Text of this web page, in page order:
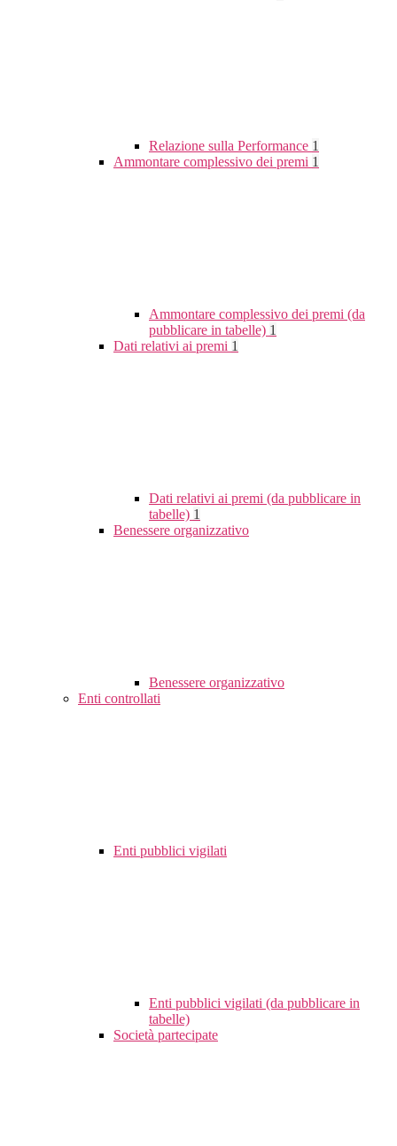
Relazione sulla Performance 1
Ammontare complessivo dei premi 1
Ammontare complessivo dei premi (da
pubblicare in tabelle) 1
Dati relativi ai premi 1
Dati relativi ai premi (da pubblicare in
tabelle) 1
Benessere organizzativo
Benessere organizzativo
Enti controllati
Enti pubblici vigilati
Enti pubblici vigilati (da pubblicare in
tabelle)
Società partecipate